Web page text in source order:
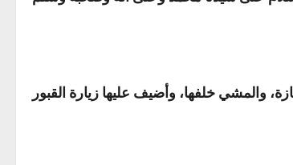
والمشي خلفها، وأضيف عليها زيارة القبور